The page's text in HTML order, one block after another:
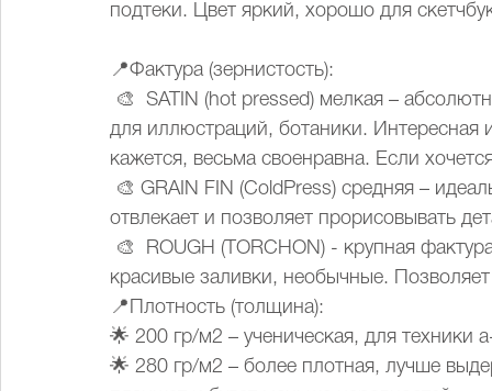
подтеки. Цвет яркий, хорошо для
📍Фактура (зернистость):
для иллюстраций, ботаники.
кажется, весьма своенравна. Если
отвлекает и позволяет прорисовывать
красивые заливки, необычные.
📍Плотность (толщина):
🌟 200 гр/м2 – ученическая, для техники
🌟 280 гр/м2 – более плотная, лучше